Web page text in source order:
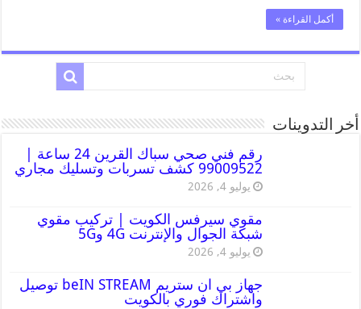
أكمل القراءة »
أخر التدوينات
رقم فني صحي سباك القرين 24 ساعة |
99009522 كشف تسربات وتسليك مجاري
يوليو 4, 2026
مقوي سيرفس الكويت | تركيب مقوي
شبكة الجوال والإنترنت 4G و5G
يوليو 4, 2026
جهاز بي ان ستريم beIN STREAM توصيل
واشتراك فوري بالكويت